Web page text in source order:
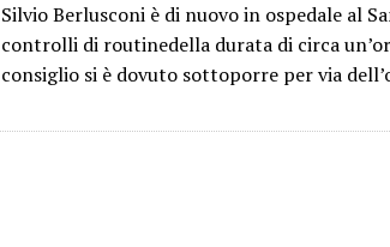
Silvio Berlusconi è di nuovo in ospedale al
controlli di routinedella durata di circa
consiglio si è dovuto sottoporre per via